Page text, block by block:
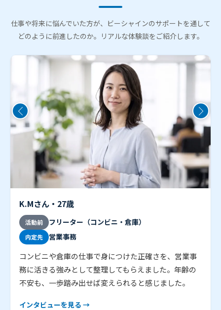
仕事や将来に悩んでいた方が、ビーシャインのサポートを通して
どのように前進したのか。リアルな体験談をご紹介します。
K.Mさん・27歳
活動前 フリーター（コンビニ・倉庫）
内定先 営業事務
コンビニや倉庫の仕事で身につけた正確さを、営業事
務に活きる強みとして整理してもらえました。年齢の
不安も、一歩踏み出せば変えられると感じました。
インタビューを見る